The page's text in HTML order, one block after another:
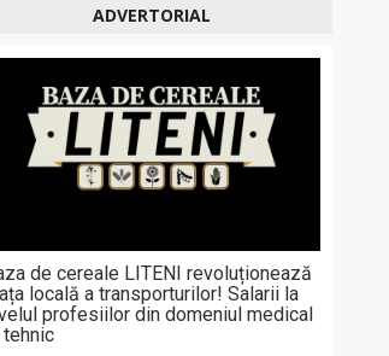
ADVERTORIAL
de cereale LITENI revoluționează
locală a transporturilor! Salarii la
profesiilor din domeniul medical